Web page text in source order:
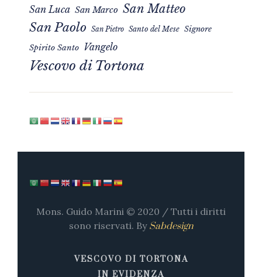
San Luca San Marco San Matteo
San Paolo San Pietro Santo del Mese Signore
Spirito Santo Vangelo
Vescovo di Tortona
Mons. Guido Marini © 2020 / Tutti i diritti
sono riservati. By Sabdesign
VESCOVO DI TORTONA
IN EVIDENZA